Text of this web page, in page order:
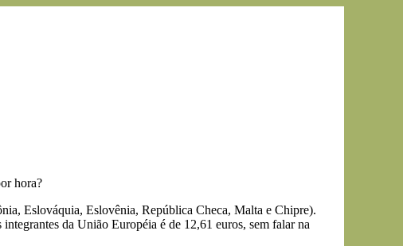
hora?
Eslováquia, Eslovênia, República Checa, Malta e Chipre).
da União Européia é de 12,61 euros, sem falar na